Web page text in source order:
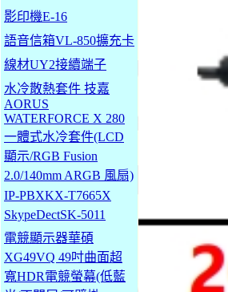
影印機E-16
語音信箱VL-850擴充卡
線材UY2接續端子
水冷散熱套件 技嘉
AORUS
WATERFORCE X 280
一體式水冷套件(LCD
顯示/RGB Fusion
2.0/140mm ARGB 風扇)
IP-PBXKX-T7665X
SkypeDectSK-5011
電競顯示器華碩
XG49VQ 49吋曲面超
寬HDR電競螢幕(低藍